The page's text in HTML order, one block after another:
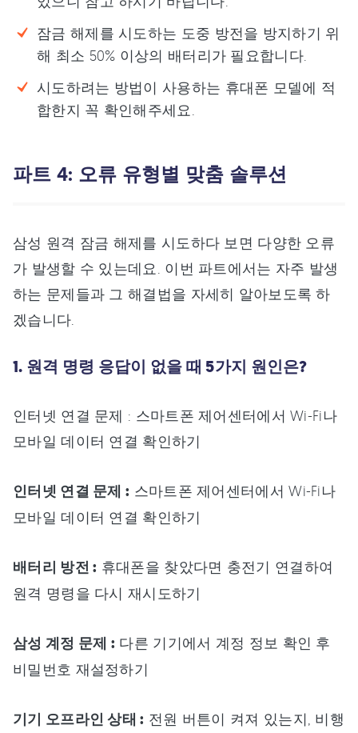
잠금 해제를 시도하는 도중 방전을 방지하기 위
해 최소 50% 이상의 배터리가 필요합니다.
시도하려는 방법이 사용하는 휴대폰 모델에 적
합한지 꼭 확인해주세요.
파트 4: 오류 유형별 맞춤 솔루션
삼성 원격 잠금 해제를 시도하다 보면 다양한 오류
가 발생할 수 있는데요. 이번 파트에서는 자주 발생
하는 문제들과 그 해결법을 자세히 알아보도록 하
겠습니다.
1. 원격 명령 응답이 없을 때 5가지 원인은?
인터넷 연결 문제 : 스마트폰 제어센터에서 Wi-Fi나
모바일 데이터 연결 확인하기
인터넷 연결 문제 : 스마트폰 제어센터에서 Wi-Fi나
모바일 데이터 연결 확인하기
배터리 방전 : 휴대폰을 찾았다면 충전기 연결하여
원격 명령을 다시 재시도하기
삼성 계정 문제 : 다른 기기에서 계정 정보 확인 후
비밀번호 재설정하기
기기 오프라인 상태 : 전원 버튼이 켜져 있는지, 비행